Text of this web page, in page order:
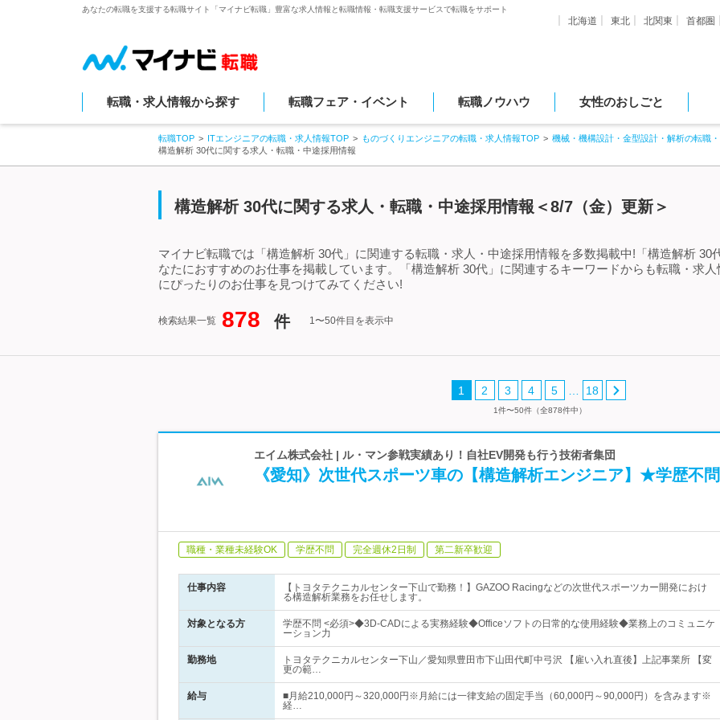
あなたの転職を支援する転職サイト「マイナビ転職」豊富な求人情報と転職情報・転職支援サービスで転職をサポート
北海道 東北 北関東 首都圏
転職・求人情報から探す 転職フェア・イベント 転職ノウハウ 女性のおしごと
転職TOP ITエンジニアの転職・求人情報TOP ものづくりエンジニアの転職・求人情報TOP
機械・機構設計・金型設計・解析の転職
構造解析 30代に関する求人・転職・中途採用情報
構造解析 30代に関する求人・転職・中途採用情報＜8/7（金）更新＞
マイナビ転職では「構造解析 30代」に関連する転職・求人・中途採用情報を多数掲載中!「構造解析 30
なたにおすすめのお仕事を掲載しています。「構造解析 30代」に関連するキーワードからも転職・求
にぴったりのお仕事を見つけてみてください!
検索結果一覧 878 件 1〜50件目を表示中
1 2 3 4 5 18
1件〜50件（全878件中）
エイム株式会社 | ル・マン参戦実績あり！自社EV開発も行う技術者集団
《愛知》次世代スポーツ車の【構造解析エンジニア】★学歴不問
職種・業種未経験OK 学歴不問 完全週休2日制 第二新卒歓迎
仕事内容
【トヨタテクニカルセンター下山で勤務！】GAZOO Racingなどの次世代スポーツカー開発におけ
る構造解析業務をお任せします。
対象となる方
学歴不問 <必須>◆3D-CADによる実務経験◆Officeソフトの日常的な使用経験◆業務上のコミュニケ
ーション力
勤務地
トヨタテクニカルセンター下山／愛知県豊田市下山田代町中弓沢 【雇い入れ直後】上記事業所 【変
更の範…
給与
■月給210,000円～320,000円※月給には一律支給の固定手当（60,000円～90,000円）を含みます※
経…